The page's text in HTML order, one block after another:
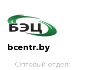
bcentr.by
Оптовый отдел: